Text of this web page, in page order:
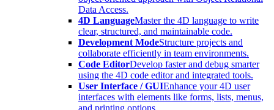
Data Access.
4D LanguageMaster the 4D language to write
clear, structured, and maintainable code.
Development ModeStructure projects and
collaborate efficiently in team environments.
Code EditorDevelop faster and debug smarter
using the 4D code editor and integrated tools.
User Interface / GUIEnhance your 4D user
interfaces with elements like forms, lists, menus,
and printing options.